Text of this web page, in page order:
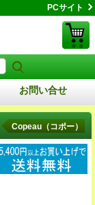
PCサイト
お問い合せ
Copeau（コポー）